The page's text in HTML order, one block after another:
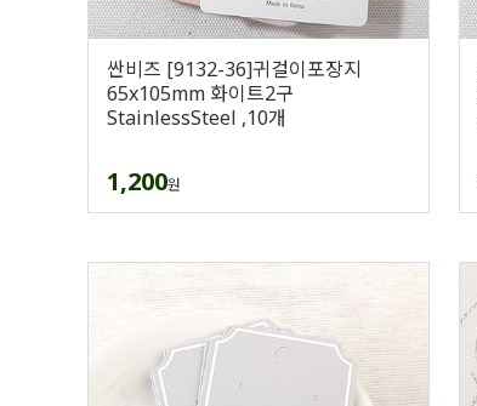
싼비즈 [9132-36]귀걸이포장지
65x105mm 화이트2구
StainlessSteel ,10개
1,200원